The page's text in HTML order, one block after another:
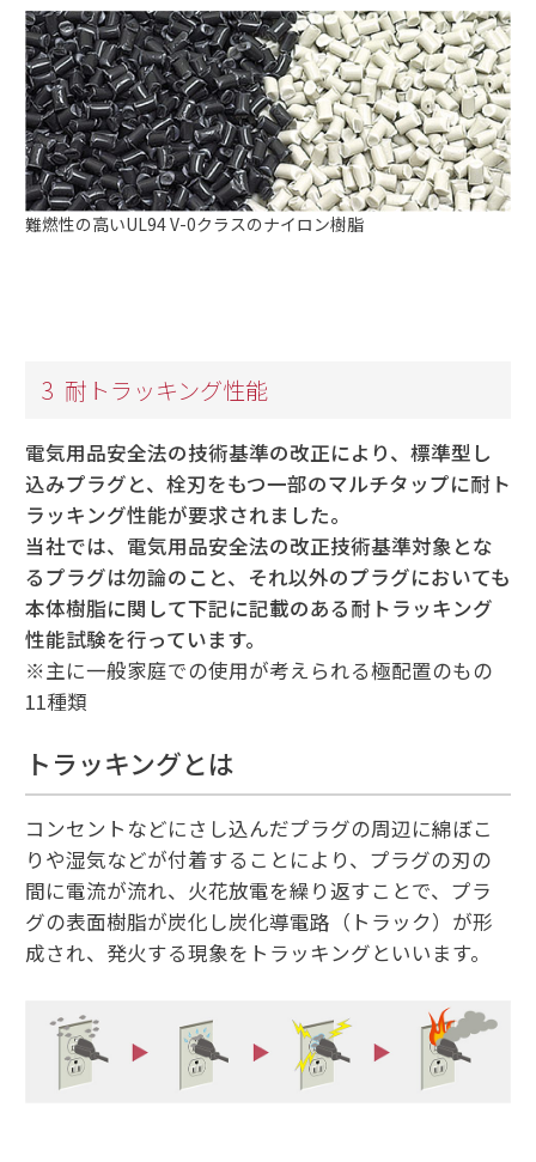
難燃性の高いUL94 V-0クラスのナイロン樹脂
3 耐トラッキング性能
電気用品安全法の技術基準の改正により、標準型し
込みプラグと、栓刃をもつ一部のマルチタップに耐ト
ラッキング性能が要求されました。
当社では、電気用品安全法の改正技術基準対象とな
るプラグは勿論のこと、それ以外のプラグにおいても
本体樹脂に関して下記に記載のある耐トラッキング
性能試験を行っています。
※主に一般家庭での使用が考えられる極配置のもの
11種類
トラッキングとは
コンセントなどにさし込んだプラグの周辺に綿ぼこ
りや湿気などが付着することにより、プラグの刃の
間に電流が流れ、火花放電を繰り返すことで、プラ
グの表面樹脂が炭化し炭化導電路（トラック）が形
成され、発火する現象をトラッキングといいます。